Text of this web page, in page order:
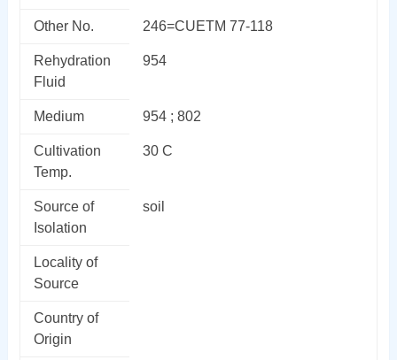
Other No. 246=CUETM 77-118
Rehydration
Fluid
954
Medium 954 ; 802
Cultivation
Temp.
30 C
Source of
Isolation
soil
Locality of
Source
Country of
Origin